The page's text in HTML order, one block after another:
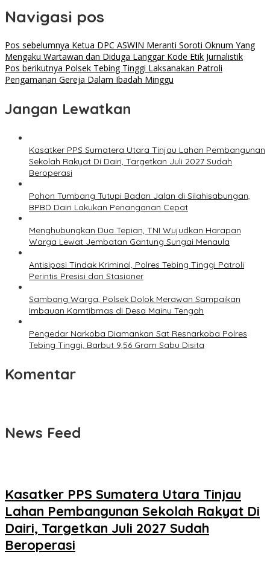
Navigasi pos
Pos sebelumnya Ketua DPC ASWIN Meranti Soroti Oknum Yang
Mengaku Wartawan dan Diduga Langgar Kode Etik Jurnalistik
Pos berikutnya Polsek Tebing Tinggi Laksanakan Patroli
Pengamanan Gereja Dalam Ibadah Minggu
Jangan Lewatkan
Kasatker PPS Sumatera Utara Tinjau Lahan Pembangunan
Sekolah Rakyat Di Dairi, Targetkan Juli 2027 Sudah
Beroperasi
Pohon Tumbang Tutupi Badan Jalan di Silahisabungan,
BPBD Dairi Lakukan Penanganan Cepat
Menghubungkan Dua Tepian, TNI Wujudkan Harapan
Warga Lewat Jembatan Gantung Sungai Menaula
Antisipasi Tindak Kriminal, Polres Tebing Tinggi Patroli
Perintis Presisi dan Stasioner
Sambang Warga, Polsek Dolok Merawan Sampaikan
Imbauan Kamtibmas di Desa Mainu Tengah
Pengedar Narkoba Diamankan Sat Resnarkoba Polres
Tebing Tinggi, Barbut 9,56 Gram Sabu Disita
Komentar
News Feed
Kasatker PPS Sumatera Utara Tinjau
Lahan Pembangunan Sekolah Rakyat Di
Dairi, Targetkan Juli 2027 Sudah
Beroperasi